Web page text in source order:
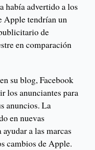
había advertido a los
Apple tendrían un
de
en comparación
su blog, Facebook
los anunciantes para
anuncios. La
en nuevas
a las marcas
cambios de Apple.